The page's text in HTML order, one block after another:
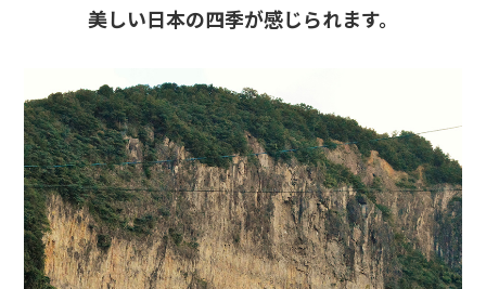
美しい日本の四季が感じられます。